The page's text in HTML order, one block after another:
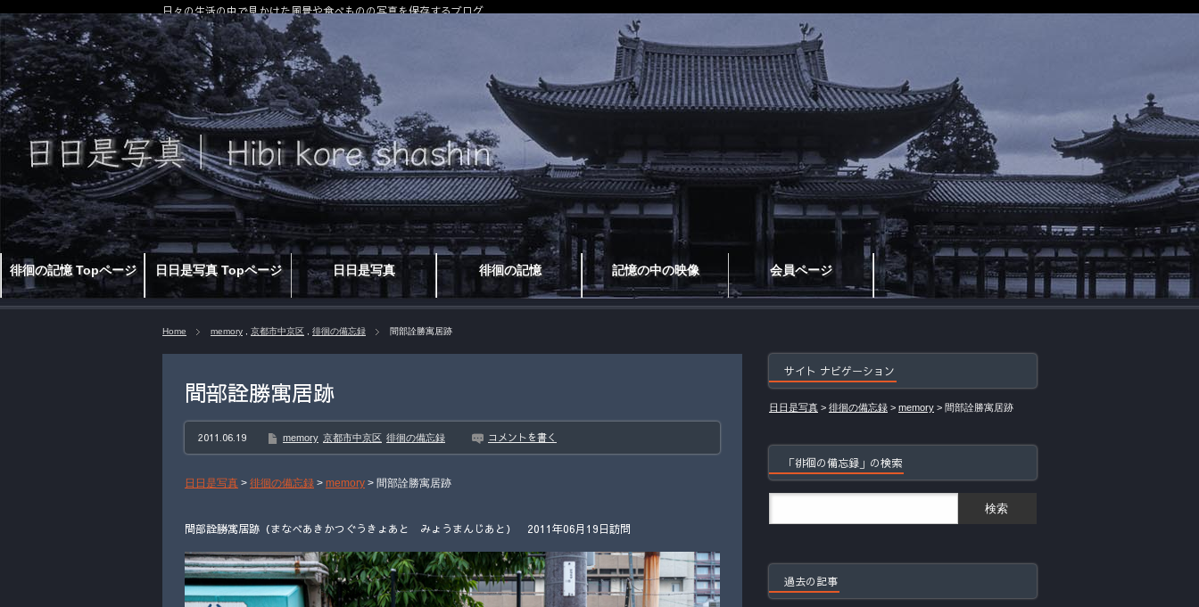
徘徊の記憶 Topページ 日日是写真 Topページ 日日是写真 徘徊の記憶 記憶の中の映像 会員ページ
日々の生活の中で見かけた風景や食べものの写真を保存するブログ
Home memory 京都市中京区 徘徊の備忘録 間部詮勝寓居跡
間部詮勝寓居跡
2011.06.19 memory 京都市中京区 徘徊の備忘録 コメントを書く
日日是写真 > 徘徊の備忘録 > memory > 間部詮勝寓居跡
間部詮勝寓居跡（まなべあきかつぐうきょあと みょうまんじあと） 2011年06月19日訪問
サイト ナビゲーション
日日是写真 > 徘徊の備忘録 > memory > 間部詮勝寓居跡
「徘徊の備忘録」の検索
過去の記事